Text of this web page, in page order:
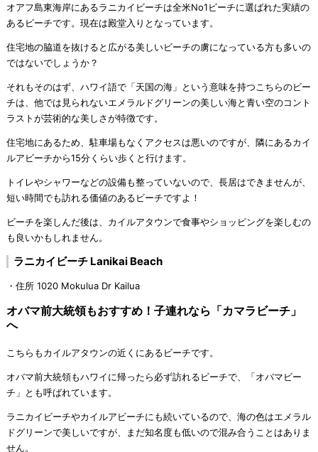
オアフ島東海岸にあるラニカイビーチは全米No1ビーチに選ばれた実績の
あるビーチです。現在は殿堂入りとなっています。
住宅地の脇道を抜けると広がる美しいビーチの虜になっている方も多いの
ではないでしょうか？
それもそのはず、ハワイ語で「天国の海」という意味を持つこちらのビー
チは、他では見られないエメラルドグリーンの美しい海と青い空のコント
ラストが芸術的な美しさが特徴です。
住宅地にあるため、駐車場もなくアクセスは悪いのですが、隣にあるカイ
ルアビーチから15分くらい歩くと行けます。
トイレやシャワーなどの設備も整っていないので、長居はできませんが、
短い時間でも訪れる価値のあるビーチですよ！
ビーチを楽しんだ後は、カイルアタウンで食事やショッピングを楽しむの
も良いかもしれません。
ラニカイビーチ Lanikai Beach
・住所 1020 Mokulua Dr Kailua
オバマ前大統領もおすすめ！子連れなら「カマラビーチ」
へ
こちらもカイルアタウンの近くにあるビーチです。
オバマ前大統領もハワイに帰ったら必ず訪れるビーチで、「オバマビー
チ」とも呼ばれています。
ラニカイビーチやカイルアビーチにも続いているので、海の色はエメラル
ドグリーンで美しいですが、まだ知名度も低いので混み合うことはありま
せん。